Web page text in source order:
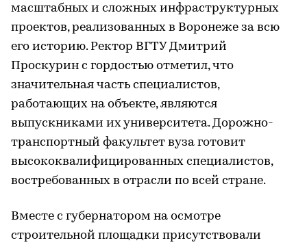
масштабных и сложных инфраструктурных
проектов, реализованных в Воронеже за всю
его историю. Ректор ВГТУ Дмитрий
Проскурин с гордостью отметил, что
значительная часть специалистов,
работающих на объекте, являются
выпускниками их университета. Дорожно-
транспортный факультет вуза готовит
высококвалифицированных специалистов,
востребованных в отрасли по всей стране.
Вместе с губернатором на осмотре
строительной площадки присутствовали